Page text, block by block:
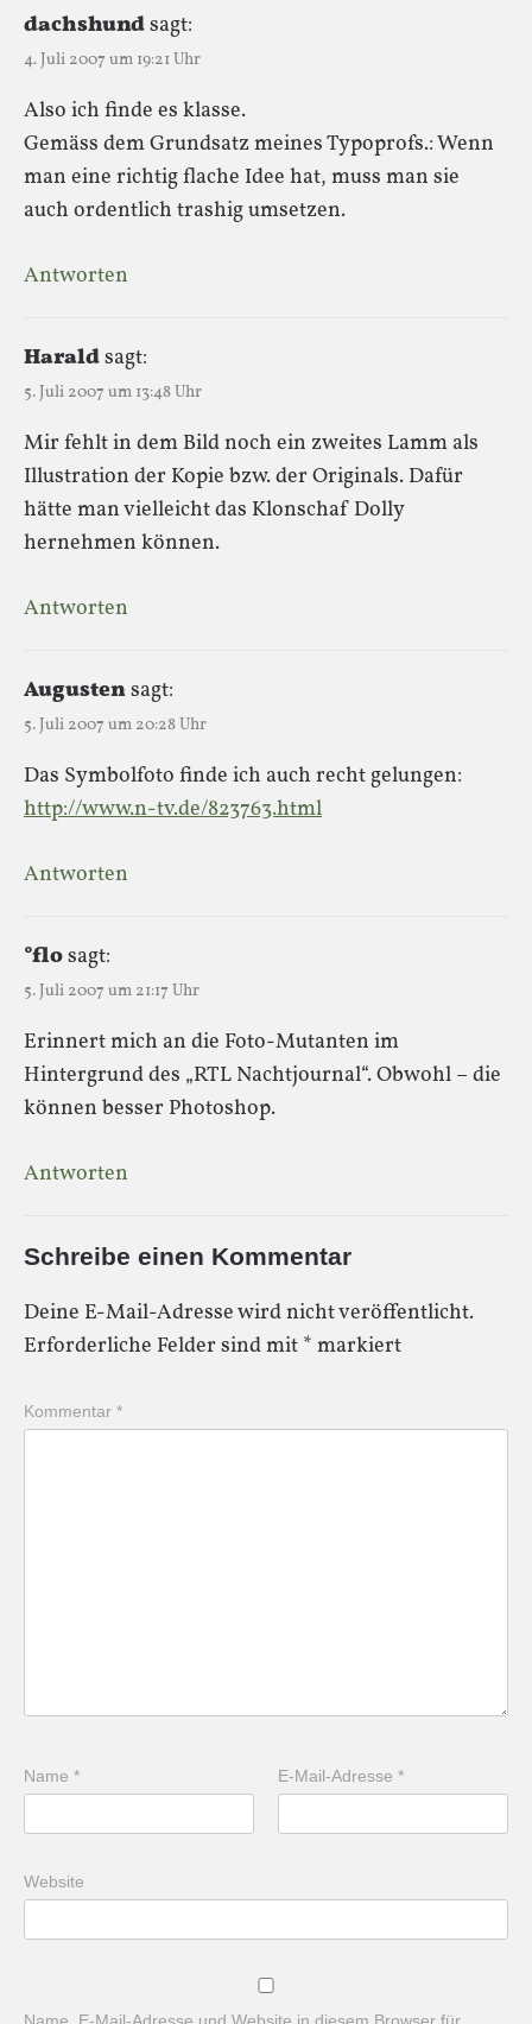
dachshundsagt:
4. Juli 2007 um 19:21 Uhr
Also ich finde es klasse.
Gemäss dem Grundsatz meines Typoprofs.: Wenn
man eine richtig flache Idee hat, muss man sie
auch ordentlich trashig umsetzen.
Antworten
Haraldsagt:
5. Juli 2007 um 13:48 Uhr
Mir fehlt in dem Bild noch ein zweites Lamm als
Illustration der Kopie bzw. der Originals. Dafür
hätte man vielleicht das Klonschaf Dolly
hernehmen können.
Antworten
Augustensagt:
5. Juli 2007 um 20:28 Uhr
Das Symbolfoto finde ich auch recht gelungen:
http://www.n-tv.de/823763.html
Antworten
°flosagt:
5. Juli 2007 um 21:17 Uhr
Erinnert mich an die Foto-Mutanten im
Hintergrund des „RTL Nachtjournal“. Obwohl – die
können besser Photoshop.
Antworten
Schreibe einen Kommentar
Deine E-Mail-Adresse wird nicht veröffentlicht.
Erforderliche Felder sind mit * markiert
Kommentar *
Name * E-Mail-Adresse*
Website